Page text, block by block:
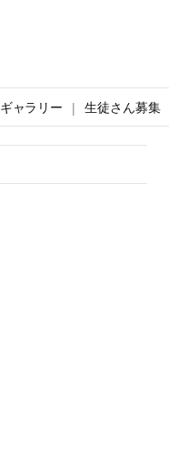
ギャラリー 生徒さん募集